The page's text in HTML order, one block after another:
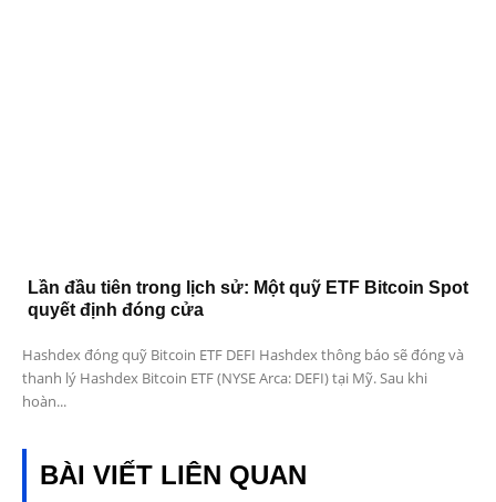
Lần đầu tiên trong lịch sử: Một quỹ ETF Bitcoin Spot
quyết định đóng cửa
Hashdex đóng quỹ Bitcoin ETF DEFI Hashdex thông báo sẽ đóng và
thanh lý Hashdex Bitcoin ETF (NYSE Arca: DEFI) tại Mỹ. Sau khi
hoàn...
BÀI VIẾT LIÊN QUAN